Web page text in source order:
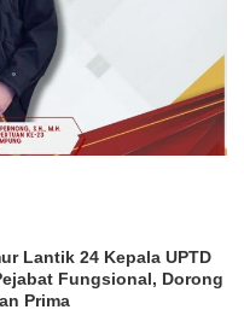
Lantik 24 Kepala UPTD
Fungsional, Dorong
Prima